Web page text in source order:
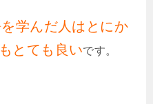
学んだ人はとにか
とても良いです。